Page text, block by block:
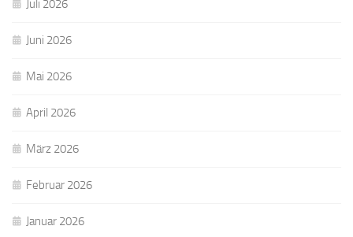
Juli 2026
Juni 2026
Mai 2026
April 2026
März 2026
Februar 2026
Januar 2026